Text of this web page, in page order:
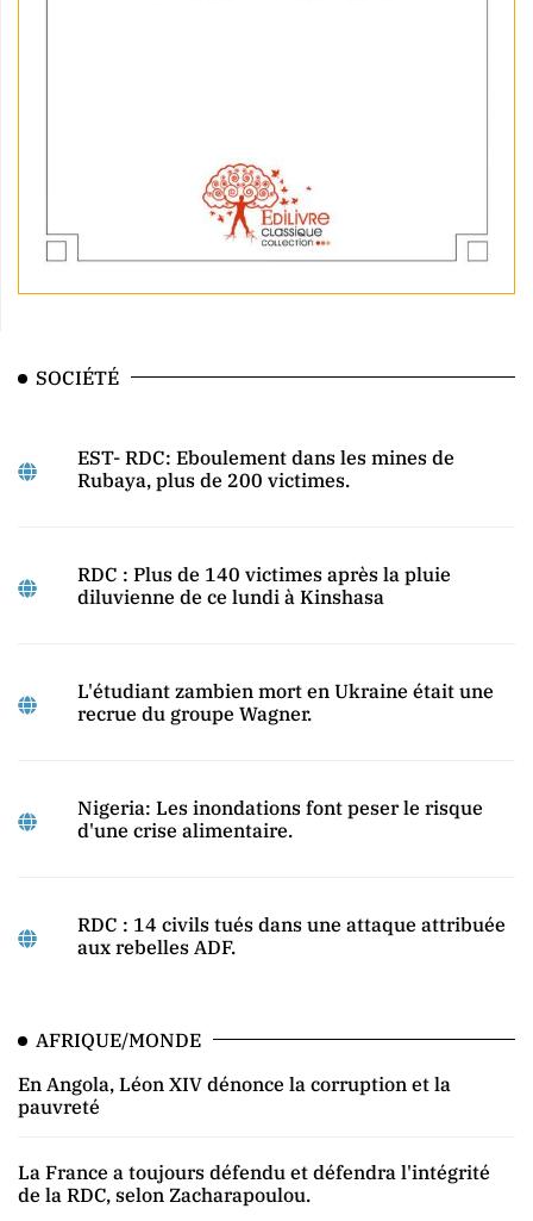
SOCIÉTÉ
EST- RDC: Eboulement dans les mines de
Rubaya, plus de 200 victimes.
RDC : Plus de 140 victimes après la pluie
diluvienne de ce lundi à Kinshasa
L'étudiant zambien mort en Ukraine était une
recrue du groupe Wagner.
Nigeria: Les inondations font peser le risque
d'une crise alimentaire.
RDC : 14 civils tués dans une attaque attribuée
aux rebelles ADF.
AFRIQUE/MONDE
En Angola, Léon XIV dénonce la corruption et la
pauvreté
La France a toujours défendu et défendra l'intégrité
de la RDC, selon Zacharapoulou.